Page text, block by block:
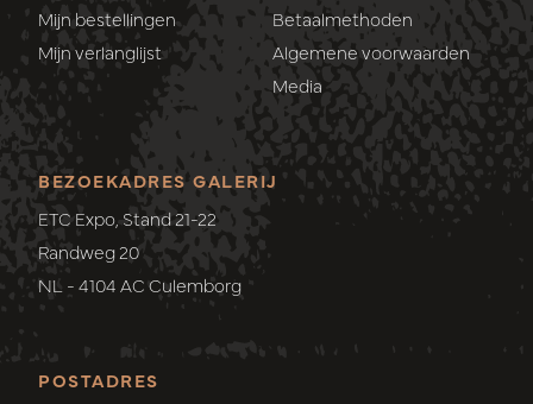
Mijn bestellingen
Mijn verlanglijst
Betaalmethoden
Algemene voorwaarden
Media
POSTADRES
BEZOEKADRES GALERIJ
ETC Expo, Stand 21-22
Randweg 20
NL - 4104 AC Culemborg